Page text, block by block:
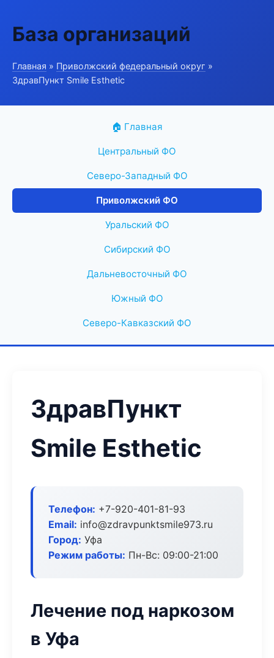
База организаций
Главная » Приволжский федеральный округ »
ЗдравПункт Smile Esthetic
🏠 Главная
Центральный ФО
Северо-Западный ФО
Приволжский ФО
Уральский ФО
Сибирский ФО
Дальневосточный ФО
Южный ФО
Северо-Кавказский ФО
ЗдравПункт
Smile Esthetic
Телефон: +7-920-401-81-93
Email: info@zdravpunktsmile973.ru
Город: Уфа
Режим работы: Пн-Вс: 09:00-21:00
Лечение под наркозом
в Уфа